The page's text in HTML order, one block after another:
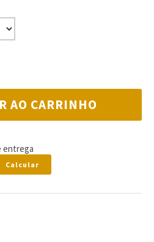
AO CARRINHO
entrega
Calcular